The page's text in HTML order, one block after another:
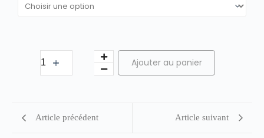
Ajouter au panier
Article précédent Article suivant